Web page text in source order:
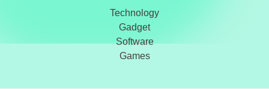
Technology
Gadget
Software
Games